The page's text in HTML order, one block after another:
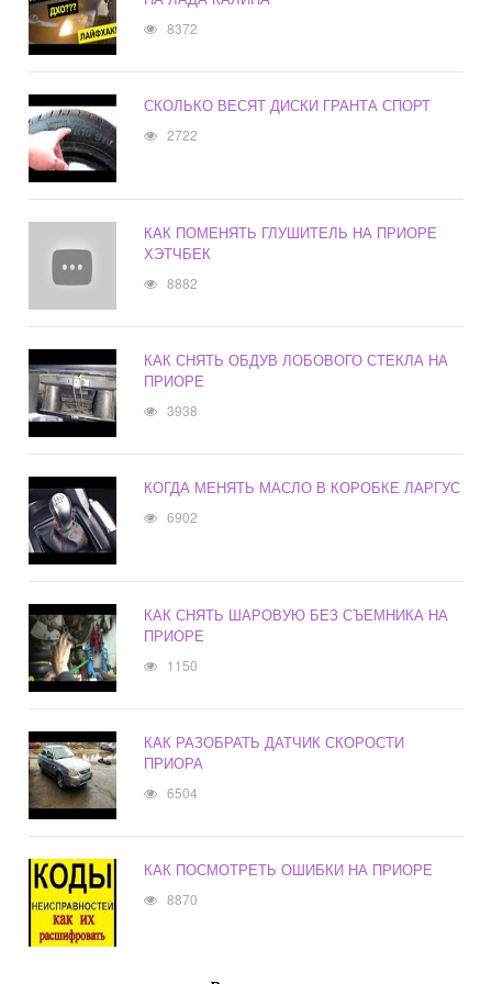
8372
СКОЛЬКО ВЕСЯТ ДИСКИ ГРАНТА СПОРТ
2722
КАК ПОМЕНЯТЬ ГЛУШИТЕЛЬ НА ПРИОРЕ
ХЭТЧБЕК
8882
КАК СНЯТЬ ОБДУВ ЛОБОВОГО СТЕКЛА НА
ПРИОРЕ
3938
КОГДА МЕНЯТЬ МАСЛО В КОРОБКЕ ЛАРГУС
6902
КАК СНЯТЬ ШАРОВУЮ БЕЗ СЪЕМНИКА НА
ПРИОРЕ
1150
КАК РАЗОБРАТЬ ДАТЧИК СКОРОСТИ
ПРИОРА
6504
КАК ПОСМОТРЕТЬ ОШИБКИ НА ПРИОРЕ
8870